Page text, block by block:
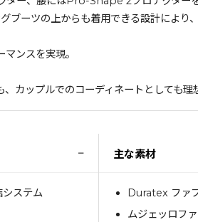
ーツの上からも着用できる設計により
ンスを実現。
ップルでのコーディネートとしても理
−
ステム
主な素材
Duratex ファ
ムジェッロフ